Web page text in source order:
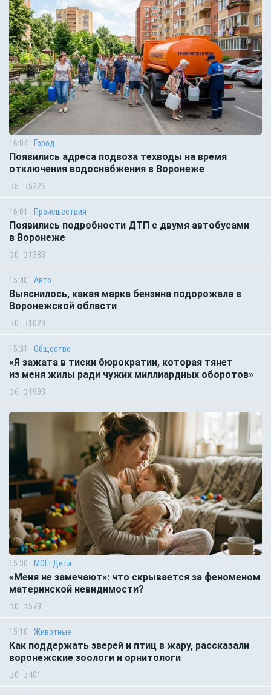
16:04 Город
Появились адреса подвоза техводы на время
отключения водоснабжения в Воронеже
5 5225
16:01 Происшествия
Появились подробности ДТП с двумя автобусами
в Воронеже
0 1383
15:40 Авто
Выяснилось, какая марка бензина подорожала в
Воронежской области
0 1029
15:31 Общество
«Я зажата в тиски бюрократии, которая тянет
из меня жилы ради чужих миллиардных оборотов»
6 1993
15:30 МОЁ! Дети
«Меня не замечают»: что скрывается за феноменом
материнской невидимости?
0 578
15:10 Животные
Как поддержать зверей и птиц в жару, рассказали
воронежские зоологи и орнитологи
0 401